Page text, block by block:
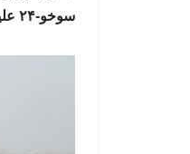
سوخو-۲۴ علیه مرکز فرماندهی سنتکام